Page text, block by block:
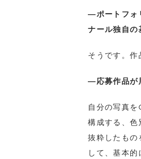
―ポートフォ
ナール独自の
そうです。作
―応募作品が
自分の写真
構成する、色
抜粋したもの
して、基本